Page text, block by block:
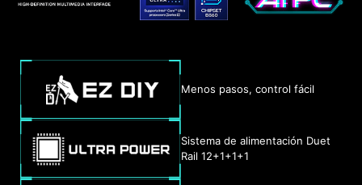
Menos pasos, control fácil
Sistema de alimentación Duet
Rail 12+1+1+1